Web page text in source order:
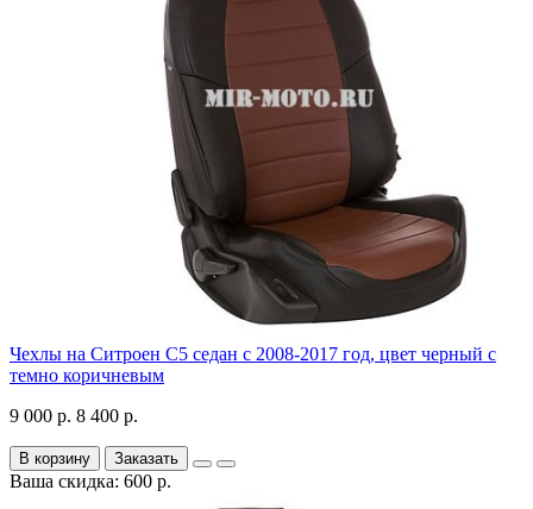
Чехлы на Ситроен С5 седан с 2008-2017 год, цвет черный с
темно коричневым
9 000 р. 8 400 р.
В корзину Заказать
Ваша скидка: 600 р.